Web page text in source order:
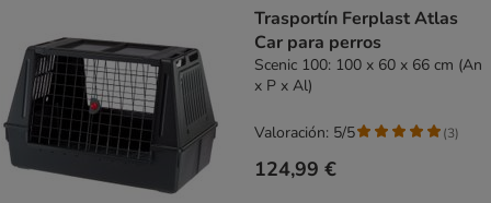
Trasportín Ferplast Atlas
Car para perros
Scenic 100: 100 x 60 x 66 cm (An
x P x Al)
124,99 €
Valoración: 5/5 (3)